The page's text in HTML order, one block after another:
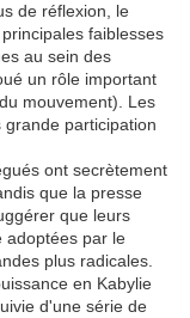
de réflexion, le
faiblesses
au sein des
un rôle important
mouvement). Les
participation
ont secrètement
que la presse
que leurs
adoptées par le
plus radicales.
en Kabylie
d'une série de